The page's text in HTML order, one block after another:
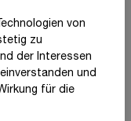
von
zu
der Interessen
und
für die